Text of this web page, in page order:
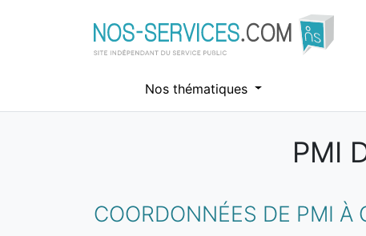
Nos thématiques
PMI
COORDONNÉES DE PMI